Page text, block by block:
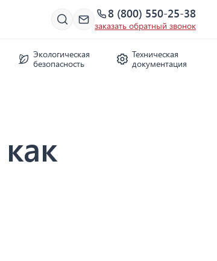
8 (800) 550-25-38
заказать обратный звонок
Экологическая
безопасность
Техническая
документация